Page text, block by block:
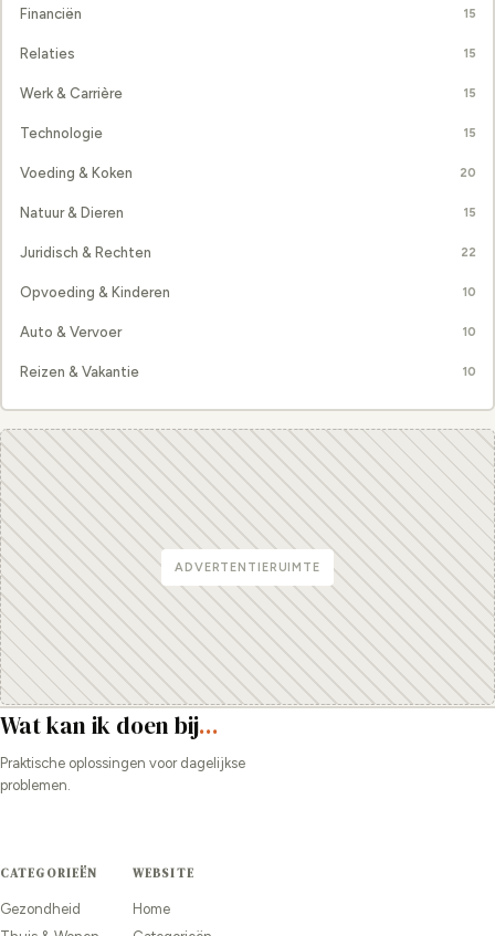
Financiën 15
Relaties 15
Werk & Carrière 15
Technologie 15
Voeding & Koken 20
Natuur & Dieren 15
Juridisch & Rechten 22
Opvoeding & Kinderen 10
Auto & Vervoer 10
Reizen & Vakantie 10
ADVERTENTIERUIMTE
Wat kan ik doen bij...
Praktische oplossingen voor dagelijkse
problemen.
CATEGORIEËN
Gezondheid
WEBSITE
Home